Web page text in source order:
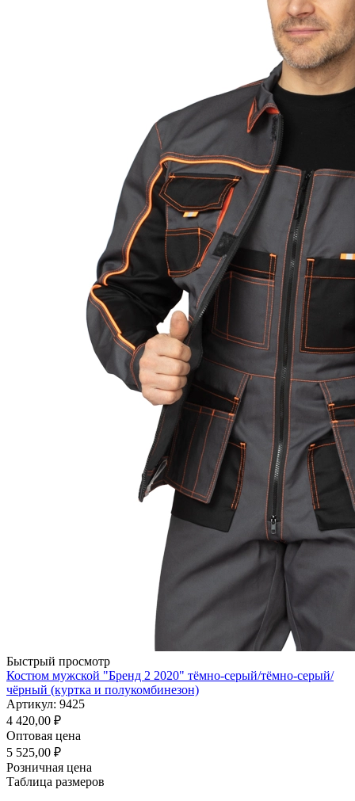
Быстрый просмотр
Костюм мужской "Бренд 2 2020" тёмно-серый/тёмно-серый/
чёрный (куртка и полукомбинезон)
Артикул: 9425
4 420,00 ₽
Оптовая цена
5 525,00 ₽
Розничная цена
Таблица размеров